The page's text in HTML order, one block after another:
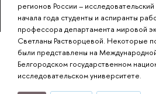
регионов России –
начала года студенты и аспиранты
профессора департамента мировой
Светланы Растворцевой. Некоторые
были представлены на
Белгородском государственном
исследовательском университете.